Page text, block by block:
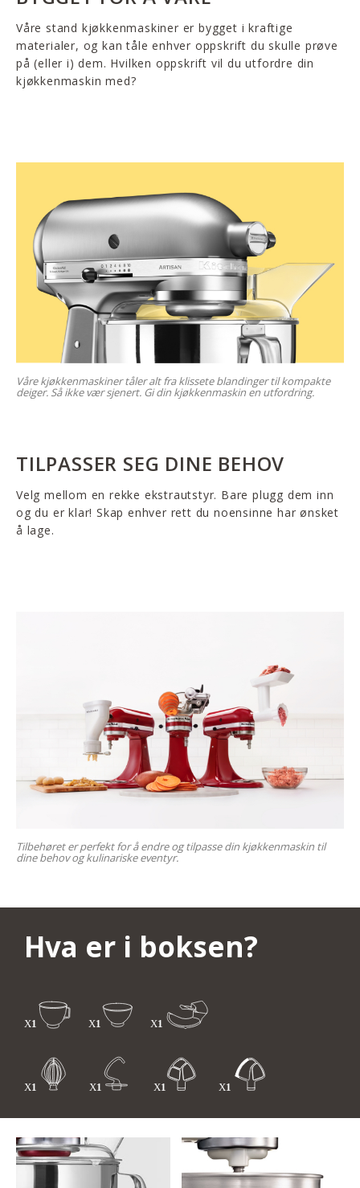
Våre stand kjøkkenmaskiner er bygget i kraftige
materialer, og kan tåle enhver oppskrift du skulle prøve
på (eller i) dem. Hvilken oppskrift vil du utfordre din
kjøkkenmaskin med?
Våre kjøkkenmaskiner tåler alt fra klissete blandinger til kompakte
deiger. Så ikke vær sjenert. Gi din kjøkkenmaskin en utfordring.
TILPASSER SEG DINE BEHOV
Velg mellom en rekke ekstrautstyr. Bare plugg dem inn
og du er klar! Skap enhver rett du noensinne har ønsket
å lage.
Tilbehøret er perfekt for å endre og tilpasse din kjøkkenmaskin til
dine behov og kulinariske eventyr.
Hva er i boksen?